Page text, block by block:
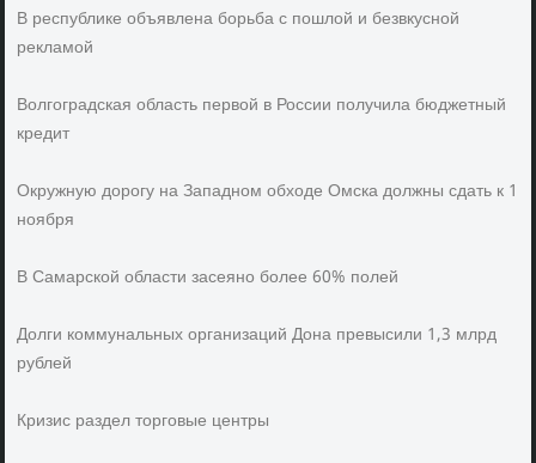
В республике объявлена борьба с пошлой и безвкусной
рекламой
Волгоградская область первой в России получила бюджетный
кредит
Окружную дорогу на Западном обходе Омска должны сдать к 1
ноября
В Самарской области засеяно более 60% полей
Долги коммунальных организаций Дона превысили 1,3 млрд
рублей
Кризис раздел торговые центры